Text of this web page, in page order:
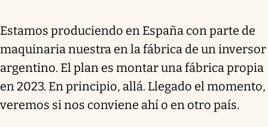
Estamos produciendo en España con parte de
maquinaria nuestra en la fábrica de un inversor
argentino. El plan es montar una fábrica propia
en 2023. En principio, allá. Llegado el momento,
veremos si nos conviene ahí o en otro país.